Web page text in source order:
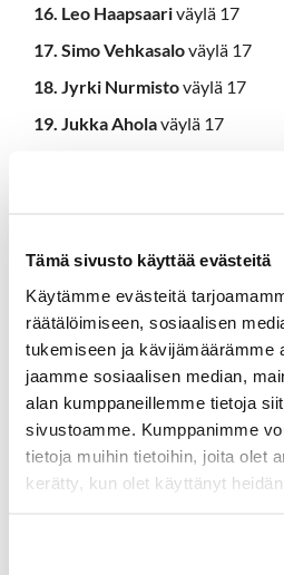
Tämä sivusto käyttää evästeitä
Käytämme evästeitä
räätälöimiseen, sosiaalisen
tukemiseen ja kävijämäärämme
jaamme sosiaalisen median,
alan kumppaneillemme tietoja
sivustoamme. Kumppanimme
tietoja muihin tietoihin, joita olet
kerätty, kun olet käyttänyt heidän
16. Leo Haapsaariväylä 17
17. Simo Vehkasaloväylä 17
18. Jyrki Nurmistoväylä 17
19. Jukka Aholaväylä 17
23. Tommy Pyyhtiäväylä 17
24. Olli Järvinenväylä 17
25. Eero Tainioväylä 16
26. Tomi Lehtonen väylä 16
27. Ritva Kumpulainen
väylä 16
28. Pirjo Lehtonenväylä 16
29. Kimmo Heiskanen väylä 16